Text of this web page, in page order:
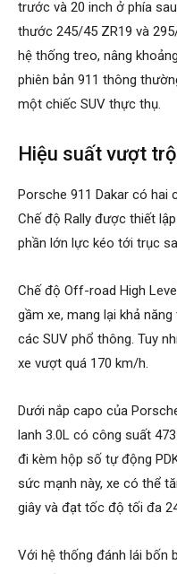
trước và 20 inch ở phía
thước 245/45 ZR19 và
hệ thống treo, nâng
phiên bản 911 thông
một chiếc SUV thực thụ.
Hiệu suất vượt
Porsche 911 Dakar có hai
Chế độ Rally được thiết
phần lớn lực kéo tới trục
Chế độ Off-road High
gầm xe, mang lại khả
các SUV phổ thông. Tuy
xe vượt quá 170 km/h.
Dưới nắp capo của
lanh 3.0L có công suất
đi kèm hộp số tự động
sức mạnh này, xe có thể
giây và đạt tốc độ tối đa
Với hệ thống đánh lái bốn